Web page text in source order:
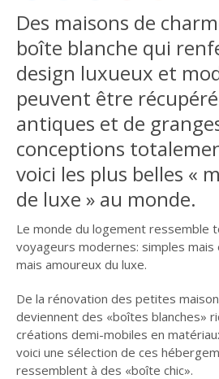
Des maisons de
boîte blanche qui
design luxueux et
peuvent être
antiques et de
conceptions
voici les plus belles «
de luxe » au monde.
Le monde du logement ressemble
voyageurs modernes: simples
mais amoureux du luxe.
De la rénovation des petites
deviennent des «boîtes blanches»
créations demi-mobiles en
voici une sélection de ces
ressemblent à des «boîte chic».